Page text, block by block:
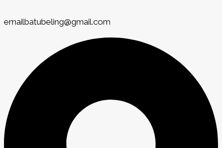
emailbatubeling@gmail.com